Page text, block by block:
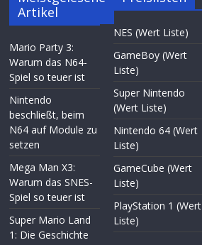
Artikel
Mario Party 3:
Warum das N64-
Spiel so teuer ist
Nintendo
beschließt, beim
N64 auf Module zu
setzen
Mega Man X3:
Warum das SNES-
Spiel so teuer ist
Super Mario Land
1: Die Geschichte
NES (Wert Liste)
GameBoy (Wert
Liste)
Super Nintendo
(Wert Liste)
Nintendo 64 (Wert
Liste)
GameCube (Wert
Liste)
PlayStation 1 (Wert
Liste)